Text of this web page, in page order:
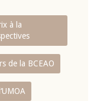
à la
de la BCEAO